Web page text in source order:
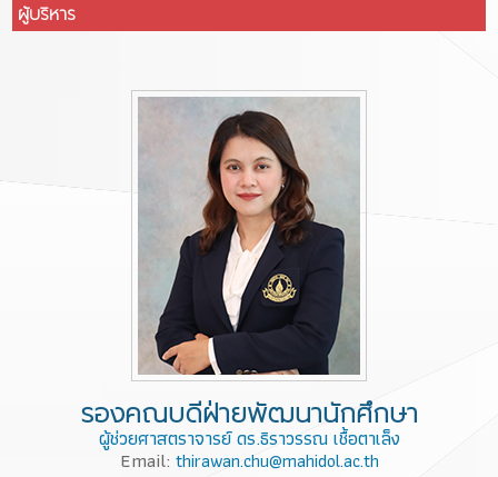
ผู้บริหาร
รองคณบดีฝ่ายพัฒนานักศึกษา
ผู้ช่วยศาสตราจารย์ ดร.ธิราวรรณ เชื้อตาเล็ง
Email: thirawan.chu@mahidol.ac.th